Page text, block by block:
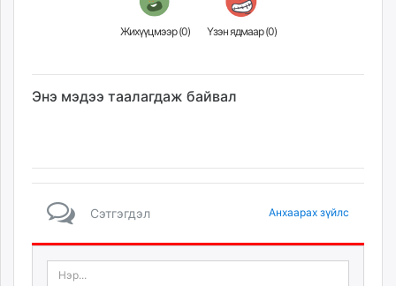
unread.today
Жихүүцмээр (0) Үзэн ядмаар (0)
Энэ мэдээ таалагдаж байвал
Сэтгэгдэл Анхаарах зүйлс